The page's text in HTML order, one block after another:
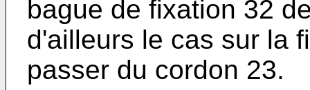
bague de fixation 32
d'ailleurs le cas sur la
passer du cordon 23.